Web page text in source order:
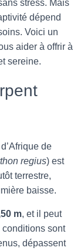
stress. Mais
dépend
Voici un
aider à offrir à
sereine.
de
regius) est
terrestre,
baisse.
m, et il peut
sont
dépassent